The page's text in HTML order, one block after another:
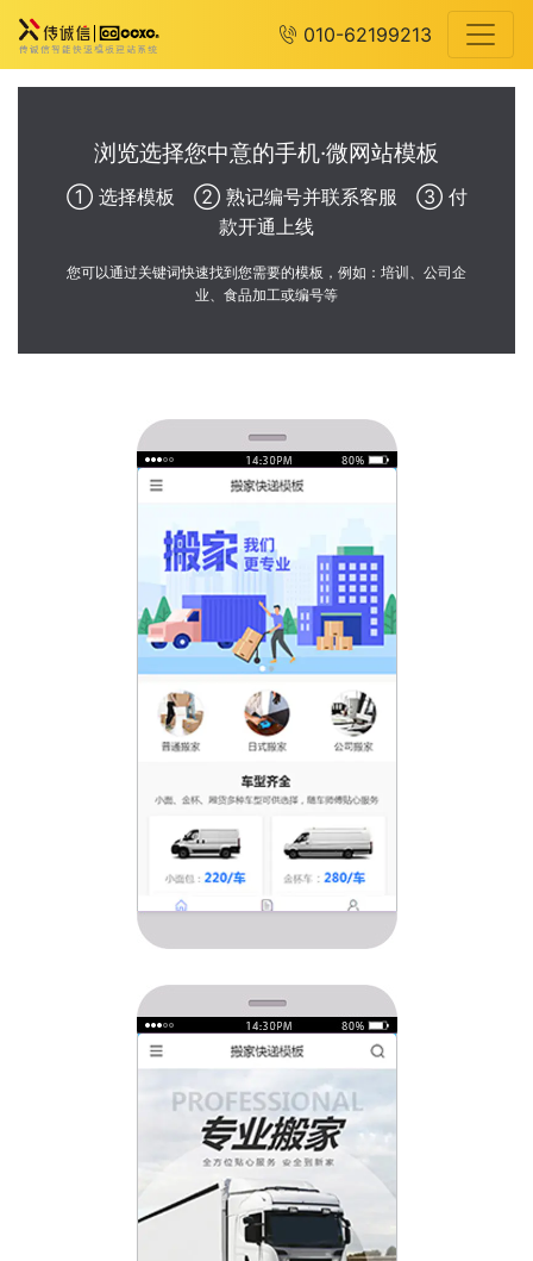
010-62199213
浏览选择您中意的手机·微网站模板
① 选择模板 ② 熟记编号并联系客服 ③ 付
款开通上线
您可以通过关键词快速找到您需要的模板，例如：培训、公司企
业、食品加工或编号等